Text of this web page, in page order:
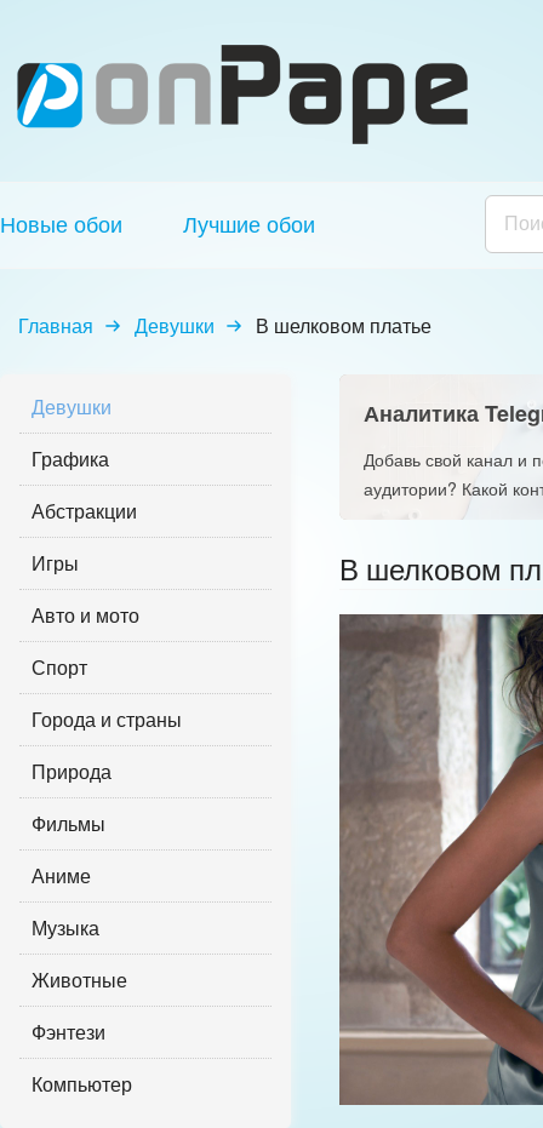
Новые обои Лучшие обои
Главная Девушки В шелковом платье
Девушки
Графика
Абстракции
Игры
Авто и мото
Спорт
Города и страны
Природа
Фильмы
Аниме
Музыка
Животные
Фэнтези
Компьютер
Аналитика
Добавь свой канал и
аудитории? Какой
В шелковом